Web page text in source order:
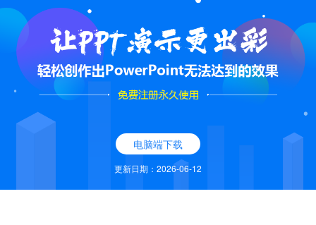
电脑端下载
更新日期：2026-06-12